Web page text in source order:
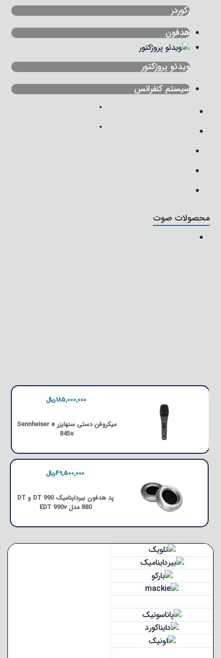
رکوردر
هدفون
ویدئو پروژکتور
سیستم کنفرانس
محصولات صوت
میکروفن دستی سنهایزر Sennheiser e
پد هدفون بیرداینامیک DT 990 و DT